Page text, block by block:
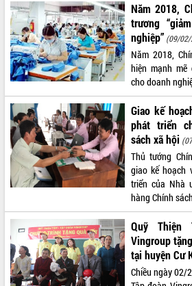
Hội nghị UBND tỉnh Đắk Lắk thường kỳ
tháng 7/2026
Lễ truy tặng danh hiệu “Bà Mẹ Việt
Nam Anh hùng” và trao Huân chương
Lao động
UBND tỉnh Đắk Lắk triển khai nhiệm
vụ 6 tháng cuối năm 2026
Kỳ họp thứ Hai, Hội đồng nhân dân
tỉnh khóa XI quyết nghị nhiều nội dung
quan trọng
Triết thăm, tặng quà người có công với
cách mạng
Rà soát, hoàn thiện hệ thống thiết chế
văn hóa, thể thao đáp ứng yêu cầu
phát triển mới
ALBUM ẢNH
Năm 2018,
trương
nghiệp” (09/02/
Năm 2018,
hiện mạnh mẽ
cho doanh
Giao kế
phát triển
sách xã hội
Thủ tướng
giao kế hoạch
triển của Nhà
hàng Chính
Quỹ Thiện
Vingroup
tại huyện Cư
Chiều ngày 02/